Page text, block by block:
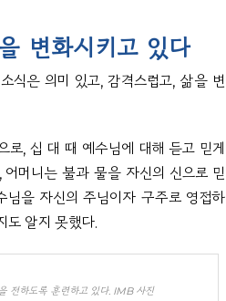
변화시키고 있다
식은 의미 있고, 감격스럽고, 삶을 변
, 십 대 때 예수님에 대해 듣고 믿게
머니는 불과 물을 자신의 신으로 믿
을 자신의 주님이자 구주로 영접하
도 알지 못했다.
전하도록 훈련하고 있다. IMB 사진